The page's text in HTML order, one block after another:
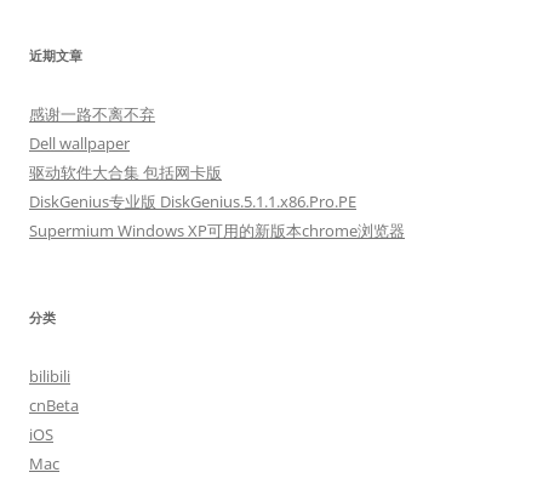
近期文章
感谢一路不离不弃
Dell wallpaper
驱动软件大合集 包括网卡版
DiskGenius专业版 DiskGenius.5.1.1.x86.Pro.PE
Supermium Windows XP可用的新版本chrome浏览器
分类
bilibili
cnBeta
iOS
Mac